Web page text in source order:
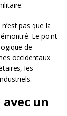
pas que la
Le point
de
occidentaux
les
avec un